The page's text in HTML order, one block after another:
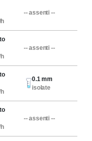
-- assenti --
-- assenti --
0.1 mm
isolate
-- assenti --